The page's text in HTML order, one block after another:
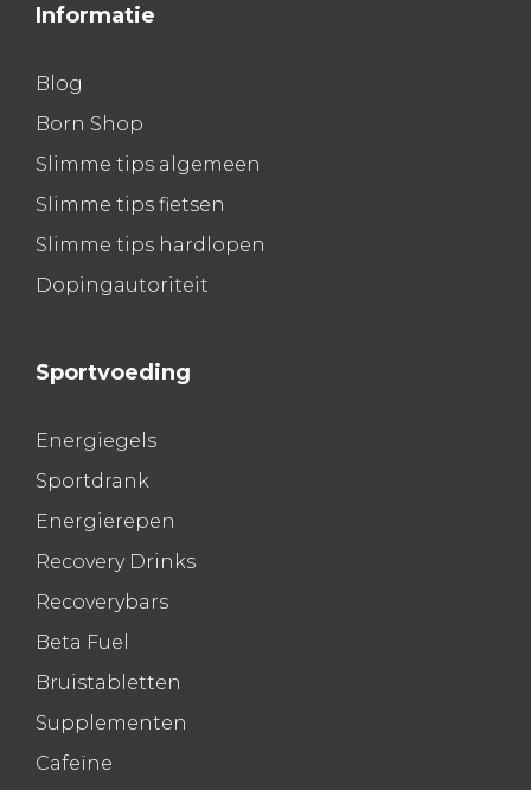
Informatie
Blog
Born Shop
Slimme tips algemeen
Slimme tips fietsen
Slimme tips hardlopen
Dopingautoriteit
Sportvoeding
Energiegels
Sportdrank
Energierepen
Recovery Drinks
Recoverybars
Beta Fuel
Bruistabletten
Supplementen
Cafeïne